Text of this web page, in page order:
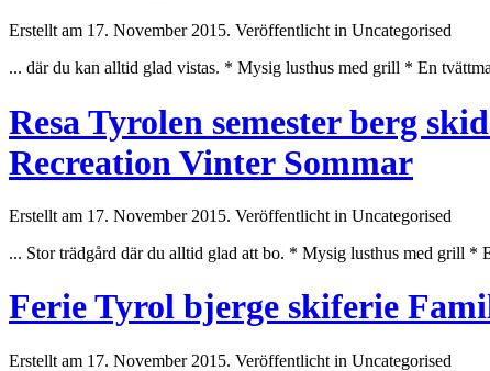
Erstellt am 17. November 2015. Veröffentlicht in Uncategorised
... där du kan alltid glad vistas. * Mysig lusthus med grill * En
Resa Tyrolen semester berg
Recreation Vinter Sommar
Erstellt am 17. November 2015. Veröffentlicht in Uncategorised
... Stor trädgård där du alltid glad att bo. * Mysig lusthus med grill *
Ferie Tyrol bjerge skiferie
Erstellt am 17. November 2015. Veröffentlicht in Uncategorised